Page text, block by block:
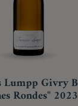
Givry
Rondes" 2023